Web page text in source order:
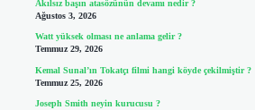
Akılsız başın atasözünün devamı nedir ?
Ağustos 3, 2026
Watt yüksek olması ne anlama gelir ?
Temmuz 29, 2026
Kemal Sunal’ın Tokatçı filmi hangi köyde çekilmiştir ?
Temmuz 25, 2026
Joseph Smith neyin kurucusu ?